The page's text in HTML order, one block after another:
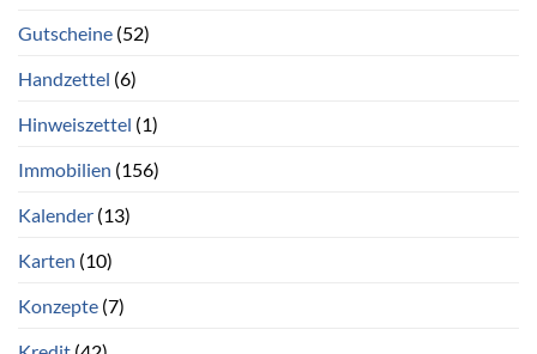
Gutscheine (52)
Handzettel (6)
Hinweiszettel (1)
Immobilien (156)
Kalender (13)
Karten (10)
Konzepte (7)